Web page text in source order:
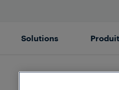
Solutions